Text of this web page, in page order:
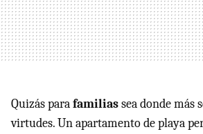
Quizás parafamiliassea donde más
virtudes. Un apartamento de playa